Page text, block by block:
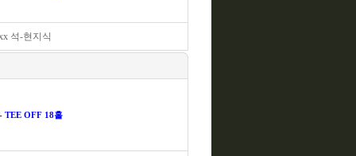
석-현지식
TEE OFF 18홀